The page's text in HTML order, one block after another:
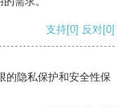
支持[0] 反对[0]
的隐私保护和安全性保